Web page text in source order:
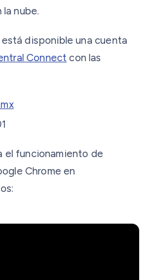
nube.
disponible una cuenta
Connect con las
el funcionamiento de
Chrome en